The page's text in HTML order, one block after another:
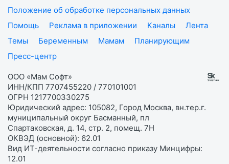
Положение об обработке персональных данных
Помощь
Реклама в приложении Каналы
Лента
Темы
Беременным Мамам
Планирующим
Пресс-центр
ООО «Мам Софт»
ИНН/КПП 7707455220 / 770101001
ОГРН 1217700330275
Юридический адрес: 105082, Город Москва, вн.тер.г.
муниципальный округ Басманный, пл
Спартаковская, д. 14, стр. 2, помещ. 7Н
ОКВЭД (основной): 62.01
Вид ИТ-деятельности согласно приказу Минцифры:
12.01